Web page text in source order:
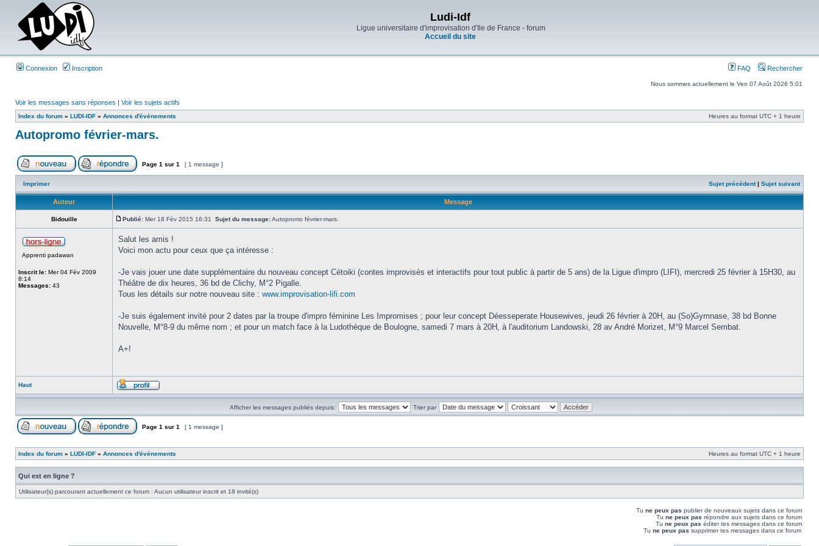
Ludi-Idf
Ligue universitaire d'improvisation d'Ile de France - forum
Accueil du site
Connexion Inscription FAQ Rechercher
Nous sommes actuellement le Ven 07 Août 2026 5:01
Voir les messages sans réponses | Voir les sujets actifs
Index du forum » LUDI-IDF » Annonces d'événements Heures au format UTC + 1 heure
Autopromo février-mars.
Page 1 sur 1 [ 1 message ]
Imprimer Sujet précédent| Sujet suivant
Auteur Message
Bidouille Publié: Mer 18 Fév 2015 16:31 Sujet du message:Autopromo février-mars.
Apprenti padawan
Inscrit le: Mer 04 Fév 2009
8:14
Messages: 43
Salut les amis !
Voici mon actu pour ceux que ça intéresse :
-Je vais jouer une date supplémentaire du nouveau concept Cétoiki (contes improvisés et interactifs pour tout public à partir de 5 ans) de la Ligue d'impro (LIFI), mercredi 25 février à 15H30, au
Théâtre de dix heures, 36 bd de Clichy, M°2 Pigalle.
Tous les détails sur notre nouveau site : www.improvisation-lifi.com
-Je suis également invité pour 2 dates par la troupe d'impro féminine Les Impromises ; pour leur concept Déesseperate Housewives, jeudi 26 février à 20H, au (So)Gymnase, 38 bd Bonne
Nouvelle, M°8-9 du même nom ; et pour un match face à la Ludothèque de Boulogne, samedi 7 mars à 20H, à l'auditorium Landowski, 28 av André Morizet, M°9 Marcel Sembat.
A+!
Haut
Afficher les messages publiés depuis: Trier par
Page 1 sur 1 [ 1 message ]
Index du forum » LUDI-IDF » Annonces d'événements Heures au format UTC + 1 heure
Qui est en ligne ?
Utilisateur(s) parcourant actuellement ce forum : Aucun utilisateur inscrit et 18 invité(s)
Tu ne peux pas publier de nouveaux sujets dans ce forum
Tu ne peux pas répondre aux sujets dans ce forum
Tu ne peux pas éditer tes messages dans ce forum
Tu ne peux pas supprimer tes messages dans ce forum